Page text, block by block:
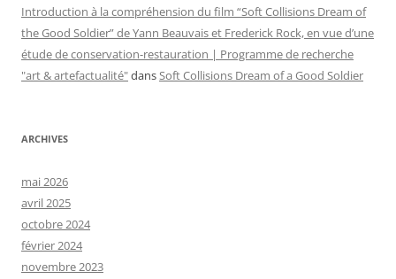
Introduction à la compréhension du film “Soft Collisions Dream of
the Good Soldier” de Yann Beauvais et Frederick Rock, en vue d’une
étude de conservation-restauration | Programme de recherche
"art & artefactualité"dansSoft Collisions Dream of a Good Soldier
ARCHIVES
mai 2026
avril 2025
octobre 2024
février 2024
novembre 2023